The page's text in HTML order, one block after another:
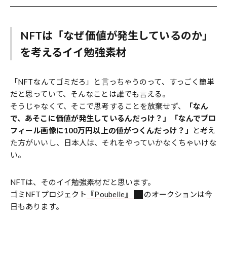
NFTは「なぜ価値が発生しているのか」
を考えるイイ勉強素材
「NFTなんてゴミだろ」と言っちゃうのって、すっごく簡単
だと思っていて、そんなことは誰でも言える。
そうじゃなくて、そこで思考することを放棄せず、
「なん
で、あそこに価値が発生しているんだっけ？」「なんでプロ
フィール画像に100万円以上の値がつくんだっけ？」
と考え
た方がいいし、日本人は、それをやっていかなくちゃいけな
い。
NFTは、そのイイ勉強素材だと思います。
ゴミNFTプロジェクト
『Poubelle』
のオークションは今
日もあります。